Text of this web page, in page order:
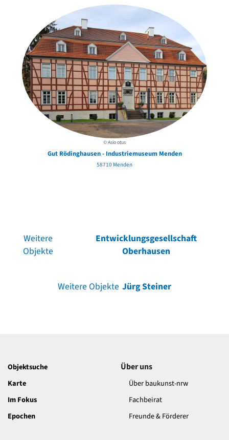
© Asio otus
Gut Rödinghausen - Industriemuseum Menden
58710 Menden
Weitere
Objekte
Entwicklungsgesellschaft
Oberhausen
Weitere Objekte Jürg Steiner
Objektsuche
Karte
Im Fokus
Epochen
Über uns
Über baukunst-nrw
Fachbeirat
Freunde & Förderer